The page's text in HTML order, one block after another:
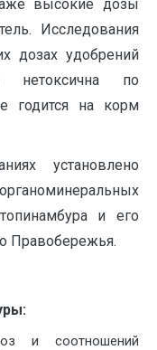
высокие дозы
Исследования
дозах удобрений
нетоксична по
годится на корм
установлено
и его
Правобережья.
и соотношений